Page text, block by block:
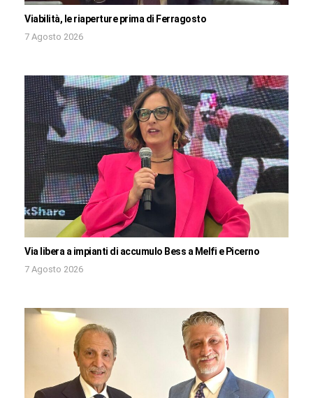
Viabilità, le riaperture prima di Ferragosto
7 Agosto 2026
Via libera a impianti di accumulo Bess a Melfi e Picerno
7 Agosto 2026